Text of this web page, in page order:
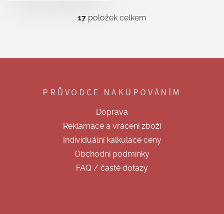
O
d
í
p
r
v
k
y
v
ý
p
i
17 položek celkem
PRŮVODCE NAKUPOVÁNÍM
Doprava
Reklamace a vrácení zboží
Individuální kalkulace ceny
Obchodní podmínky
FAQ / časté dotazy